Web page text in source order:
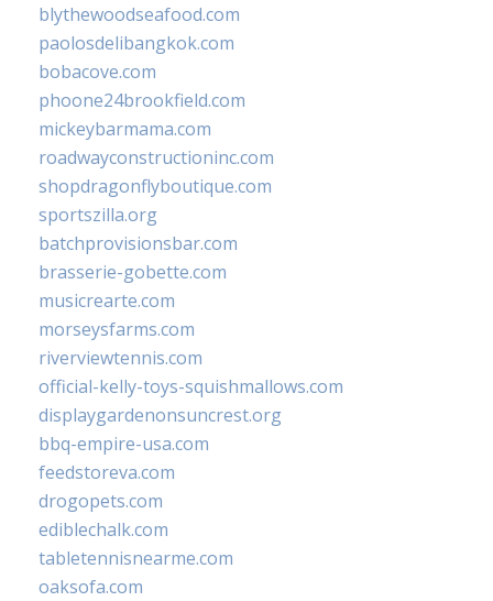
blythewoodseafood.com
paolosdelibangkok.com
bobacove.com
phoone24brookfield.com
mickeybarmama.com
roadwayconstructioninc.com
shopdragonflyboutique.com
sportszilla.org
batchprovisionsbar.com
brasserie-gobette.com
musicrearte.com
morseysfarms.com
riverviewtennis.com
official-kelly-toys-squishmallows.com
displaygardenonsuncrest.org
bbq-empire-usa.com
feedstoreva.com
drogopets.com
ediblechalk.com
tabletennisnearme.com
oaksofa.com